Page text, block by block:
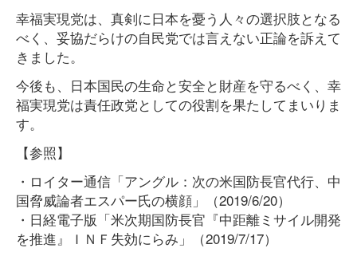
幸福実現党は、真剣に日本を憂う人々の選択肢となる
べく、妥協だらけの自民党では言えない正論を訴えて
きました。
今後も、日本国民の生命と安全と財産を守るべく、幸
福実現党は責任政党としての役割を果たしてまいりま
す。
【参照】
・ロイター通信「アングル：次の米国防長官代行、中
国脅威論者エスパー氏の横顔」（2019/6/20）
・日経電子版「米次期国防長官『中距離ミサイル開発
を推進』ＩＮＦ失効にらみ」（2019/7/17）